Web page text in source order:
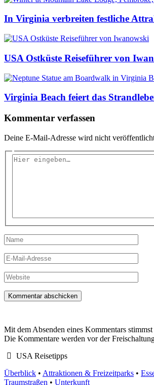
In Virginia verbreiten festliche
USA Ostküste Reiseführer von
Virginia Beach feiert das
Kommentar verfassen
Deine E-Mail-Adresse wird nicht
Hier
Name
E-
Mail-
Adresse
Website
Mit dem Absenden eines Kommentars
Die Kommentare werden vor der
USA Reisetipps
Überblick • Attraktionen & Freizeitparks •
Traumstraßen • Unterkunft